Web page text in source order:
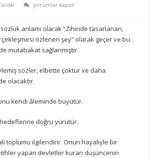
Hayali
olmaz
için
yorumlar kapalı
anlamı olarak “Zihinde tasarlanan,
özlenen şey” olarak geçer ve bu
mutabakat sağlanmıştır.
sözler, elbette çoktur ve daha
olacaktır.
kendi âleminde büyütür.
hedeflerine doğru yürütür.
toplumu ilgilendirir. Onun hayaliyle bir
yapan devletler kuran düşüncenin